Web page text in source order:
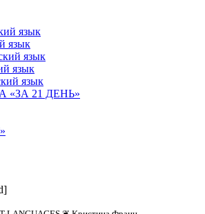
язык
язык
язык
язык
язык
21 ДЕНЬ»